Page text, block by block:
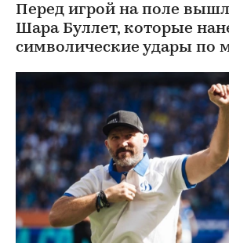
Перед игрой на поле
Шара Буллет, которые
символические удары по